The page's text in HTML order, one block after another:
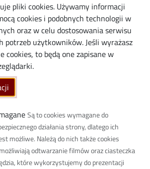
pliki cookies. Używamy informacji
cookies i podobnych technologii w
oraz w celu dostosowania serwisu
potrzeb użytkowników. Jeśli wyrażasz
cookies, to będą one zapisane w
Są to cookies wymagane do
działania strony, dlatego ich
możliwe. Należą do nich także cookies
odtwarzanie filmów oraz ciasteczka
które wykorzystujemy do prezentacji
w PŁ
Uczelnia Badawcza